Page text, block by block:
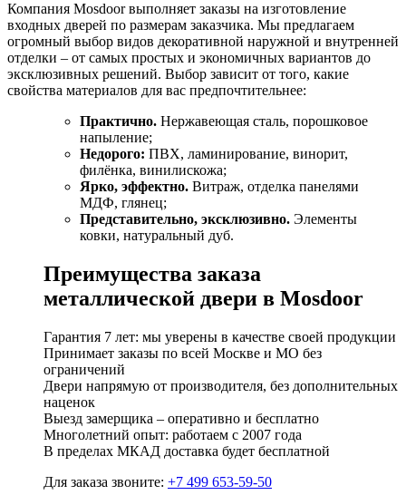
Компания Mosdoor выполняет заказы на изготовление
входных дверей по размерам заказчика. Мы предлагаем
огромный выбор видов декоративной наружной и внутренней
отделки – от самых простых и экономичных вариантов до
эксклюзивных решений. Выбор зависит от того, какие
свойства материалов для вас предпочтительнее:
Практично. Нержавеющая сталь, порошковое
напыление;
Недорого: ПВХ, ламинирование, винорит,
филёнка, винилискожа;
Ярко, эффектно. Витраж, отделка панелями
МДФ, глянец;
Представительно, эксклюзивно. Элементы
ковки, натуральный дуб.
Преимущества заказа
металлической двери в Mosdoor
Гарантия 7 лет: мы уверены в качестве своей продукции
Принимает заказы по всей Москве и МО без
ограничений
Двери напрямую от производителя, без дополнительных
наценок
Выезд замерщика – оперативно и бесплатно
Многолетний опыт: работаем с 2007 года
В пределах МКАД доставка будет бесплатной
Для заказа звоните: +7 499 653-59-50